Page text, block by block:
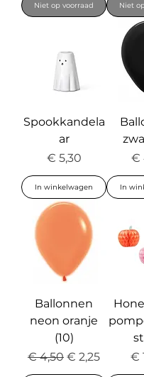
Niet op voorraad Niet
Spookkandela
ar
Prijs
€ 5,30
In winkelwagen
€
In
Ballonnen
neon oranje
(10)
Normale prijs
€ 4,50 Verkoopprijs
€ 2,25 €